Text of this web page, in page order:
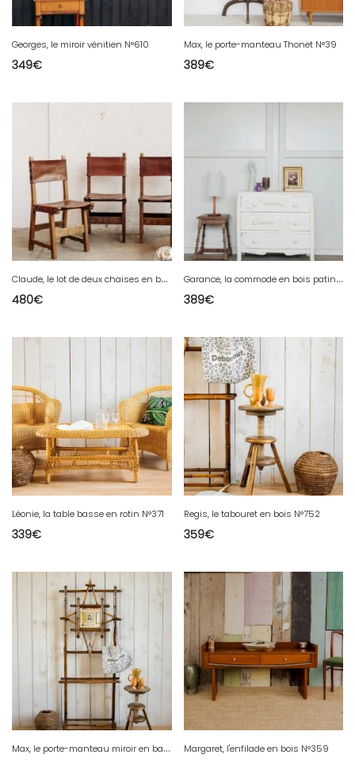
Georges, le miroir vénitien N°610
349€
Max, le porte-manteau Thonet N°39
389€
C
laude, le lot de deux chaises en bois N°596
480€
G
arance, la commode en bois patinée N°199
389€
Léonie, la table basse en rotin N°371
339€
Regis, le tabouret en bois N°752
359€
M
ax, le porte-manteau miroir en bambou N°218
Margaret, l'enfilade en bois N°359